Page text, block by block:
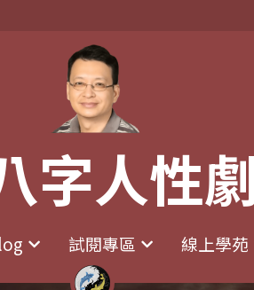
字人性
試閱專區 線上學苑
字人性
試閱專區 線上學苑